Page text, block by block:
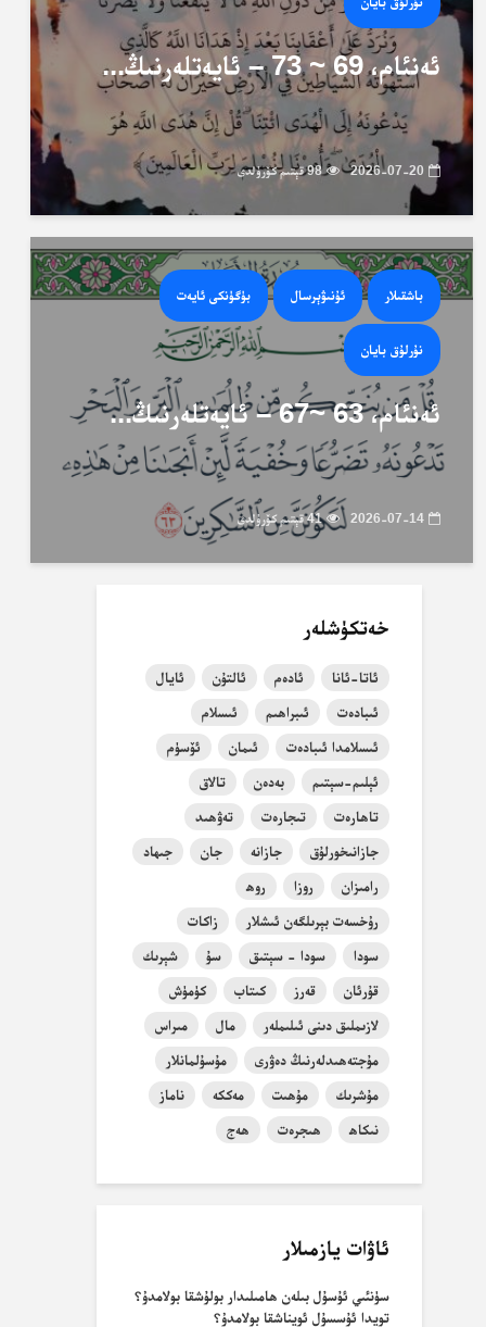
ئەنئام، 69 ~ 73 – ئايەتلەرنىڭ...
2026-07-20 98 قېتىم كۆرۈلدى
باشقىلار ئۇنىۋېرسال بۈگۈنكى ئايەت
نۇرلۇق بايان
ئەنئام، 63 ~67 – ئايەتلەرنىڭ...
2026-07-14 41 قېتىم كۆرۈلدى
خەتكۈشلەر
ئاتا-ئانا ئادەم ئالتۇن
ئايال
ئىبادەت
ئىبراھىم
ئىسلام
ئىسلامدا ئىبادەت
ئىمان
ئۆسۈم
ئېلىم-سېتىم
بەدەن
تالاق
تاھارەت
تىجارەت
تەۋھىد
جازانىخورلۇق
جازانە جان
جىھاد
رامىزان
روزا
روھ
رۇخسەت بېرىلگەن ئىشلار
زاكات
سودا
سودا - سېتىق سۇ
شېرىك
قۇرئان
قەرز كىتاب
كۈمۈش
لازىملىق دىنى ئىلىملەر
مال
مىراس
مۇجتەھىدلەرنىڭ دەۋرى
مۇسۇلمانلار
مۇشرىك
مۇھىت مەككە
ناماز
نىكاھ
ھىجرەت ھەج
ئاۋات يازمىلار
سۈنئىي ئۇسۇل بىلەن ھامىلىدار بولۇشقا بولامدۇ؟
تويدا ئۇسسۇل ئويناشقا بولامدۇ؟